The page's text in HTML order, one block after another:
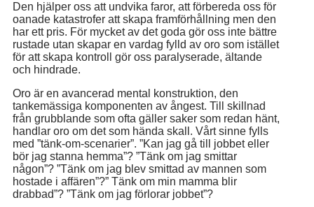
Den hjälper oss att undvika faror, att förbereda oss för
oanade katastrofer att skapa framförhållning men den
har ett pris. För mycket av det goda gör oss inte bättre
rustade utan skapar en vardag fylld av oro som istället
för att skapa kontroll gör oss paralyserade, ältande
och hindrade.
Oro är en avancerad mental konstruktion, den
tankemässiga komponenten av ångest. Till skillnad
från grubblande som ofta gäller saker som redan hänt,
handlar oro om det som hända skall. Vårt sinne fylls
med ”tänk-om-scenarier”. ”Kan jag gå till jobbet eller
bör jag stanna hemma”? ”Tänk om jag smittar
någon”? ”Tänk om jag blev smittad av mannen som
hostade i affären”?” Tänk om min mamma blir
drabbad”? ”Tänk om jag förlorar jobbet”?